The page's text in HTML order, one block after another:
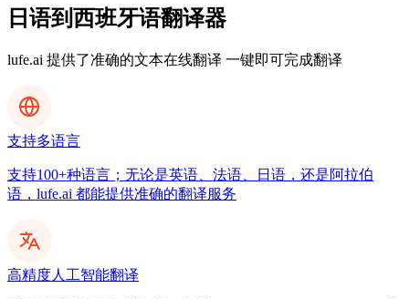
日语到西班牙语翻译器
lufe.ai 提供了准确的文本在线翻译 一键即可完成翻译
支持多语言
支持100+种语言；无论是英语、法语、日语，还是阿拉伯
语，lufe.ai 都能提供准确的翻译服务
高精度人工智能翻译